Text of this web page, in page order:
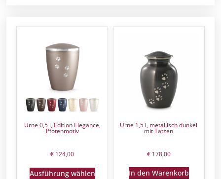
Urne 0,5 l, Edition Elegance,
Pfotenmotiv
€ 124,00
Ausführung wählen
Urne 1,5 l, metallisch dunkel
mit Tatzen
€178,00
In den Warenkorb